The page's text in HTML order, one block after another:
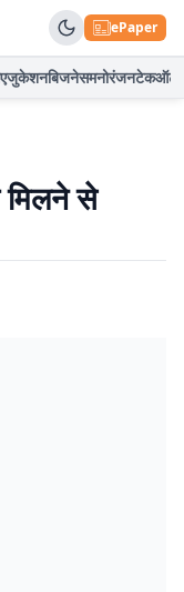
ePaper
एजुकेशनबिजनेसमनोरंजनटेकऑटो
मिलने से